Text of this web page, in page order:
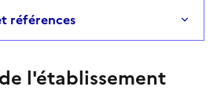
références
l'établissement